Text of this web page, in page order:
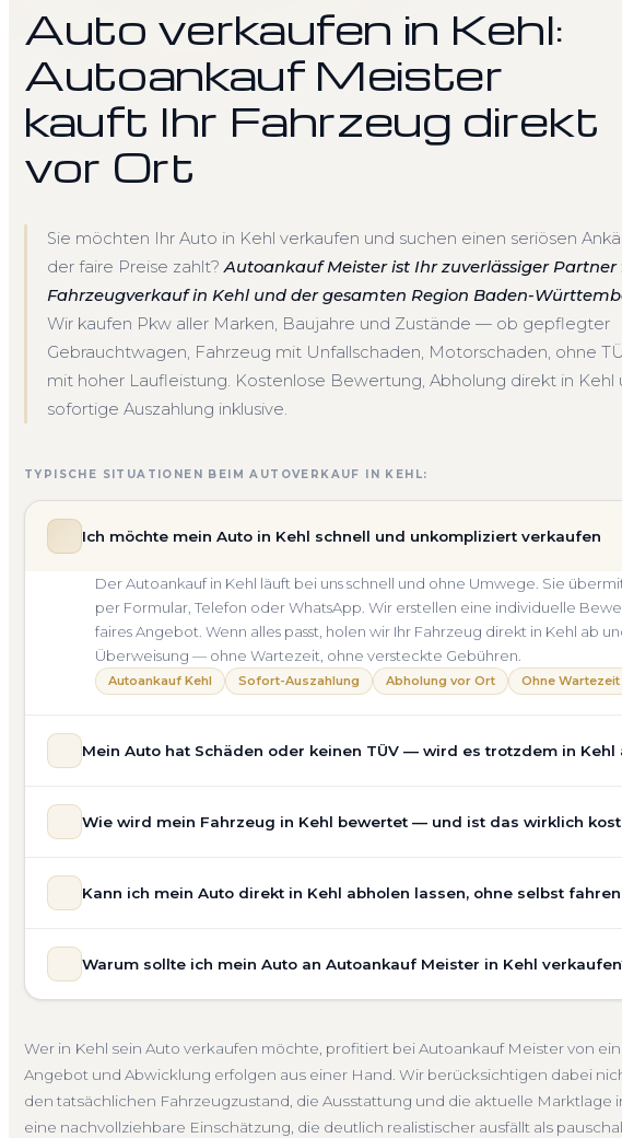
Auto verkaufen in Kehl:
Autoankauf Meister
kauft Ihr Fahrzeug direkt
vor Ort
Sie möchten Ihr Auto in Kehl verkaufen und suchen einen seriösen
der faire Preise zahlt?Autoankauf Meister ist Ihr zuverlässiger Partner
Fahrzeugverkauf in Kehl und der gesamten Region Baden-
Wir kaufen Pkw aller Marken, Baujahre und Zustände — ob gepflegter
Gebrauchtwagen, Fahrzeug mit Unfallschaden, Motorschaden, ohne
mit hoher Laufleistung. Kostenlose Bewertung, Abholung direkt in Kehl
sofortige Auszahlung inklusive.
TYPISCHE SITUATIONEN BEIM AUTOVERKAUF IN KEHL:
Ich möchte mein Auto in Kehl schnell und unkompliziert verkaufen
Der Autoankauf in Kehl läuft bei uns schnell und ohne Umwege. Sie
per Formular, Telefon oder WhatsApp. Wir erstellen eine individuelle
faires Angebot. Wenn alles passt, holen wir Ihr Fahrzeug direkt in Kehl ab
Überweisung — ohne Wartezeit, ohne versteckte Gebühren.
Autoankauf Kehl Sofort-Auszahlung Abholung vor Ort Ohne Wartezeit
Mein Auto hat Schäden oder keinen TÜV — wird es trotzdem in Kehl
allgemeinem Reparaturbedarf direkt in Kehl an. Der Zustand Ihres
Unfallwagen Kehl Motorschaden Ohne TÜV Getriebeschaden
Wie wird mein Fahrzeug in Kehl bewertet — und ist das wirklich
Marke, Modell, Baujahr, Kilometerstand, Ausstattung, Pflegezustand und
Kostenlose Bewertung Marktwert Kehl Unverbindlich Seriöse
Kann ich mein Auto direkt in Kehl abholen lassen, ohne selbst
egal ob zu Hause, am Arbeitsplatz oder an einem Treffpunkt Ihrer Wahl in
Warum sollte ich mein Auto an Autoankauf Meister in Kehl
verbindliches Angebot und auf Wunsch den kompletten Service von der
4.800 zufriedene Kunden sprechen für sich.
Seit 2010 4.800+ Ankäufe Komplettservice Baden-Württemberg
Wer in Kehl sein Auto verkaufen möchte, profitiert bei Autoankauf Meister von
Angebot und Abwicklung erfolgen aus einer Hand. Wir berücksichtigen dabei
den tatsächlichen Fahrzeugzustand, die Ausstattung und die aktuelle Marktlage
eine nachvollziehbare Einschätzung, die deutlich realistischer ausfällt als